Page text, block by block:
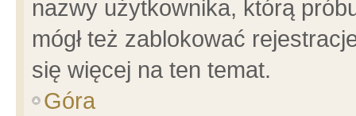
nazwy użytkownika, którą
mógł też zablokować
się więcej na ten temat.
Góra